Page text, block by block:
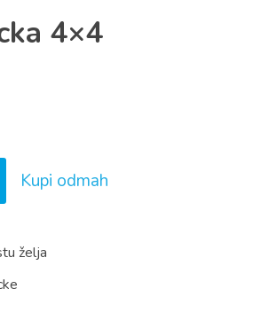
4×4
Kupi odmah
želja